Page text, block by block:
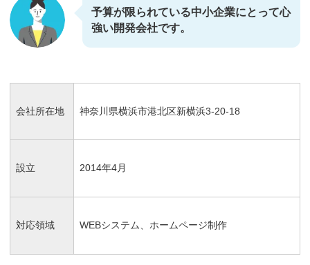
予算が限られている中小企業にとって心
強い開発会社です。
会社所在地 神奈川県横浜市港北区新横浜3-20-18
設立 2014年4月
対応領域 WEBシステム、ホームページ制作